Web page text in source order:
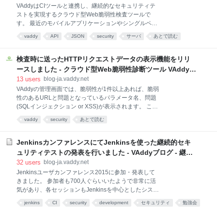
いサービスに向かって行く気がしているからです。 我々はどの方向に進
むべきか、何をして、何をしないのか、という議論を1年以上チーム
VAddyはCIツールと連携し、継続的なセキュリティテ
ストを実現するクラウド型Web脆弱性検査ツールで
す。 最近のモバイルアプリケーションやシングルペー
に対してPOST/PUTリクエストを送信する際に、パラ
回、このJSON形式の場合でも、JSONデータに含まれ
るパラメータに対してSQLインジェクションの検査が
できるようになりました。 これにて、Angular.jsや
するAPIサーバ側の検査が可能となりました。 実はAPI
サーバのJSONデータの検査対応はそれほど優先度が
高くなかったのですが、VAddyミートアップを通して
ユーザからの要望を頂いた結果、優先すべき項目とな
vaddy API JSON security サーバ あとで読む
検査時に送ったHTTPリクエストデータの表示機能をリリ
ースしました - クラウド型Web脆弱性診断ツール VAddyブ
ログ
13 users blog-ja.vaddy.net
VAddyの管理画面では、脆弱性が1件以上あれば、脆弱
性のあるURLと問題となっているパラメータ名、問題
(SQLインジェクション or XSS)が表示されます。 この
情報があれば開発者は問題となっている箇所のソース
コードが特定でき、修正が可能です。 しかし、実際に
かったため、ユーザが手軽にローカル環境で再現する
ことが困難でした。 今回、VAddyのスキャンサーバか
ら送った検査リクエストのデータを公開することで、
ようになりました。 VAddyのスキャンを終えて問題点
が1件以上存在する場合、下記のような検査結果の詳
細画面が表示されます。 画面下のテーブル表示の箇所
で、4件の脆弱性情報が表示されており、その一番右
vaddy security あとで読む
JenkinsカンファレンスにてJenkinsを使った継続的セキ
ュリティテストの発表を行いました - VAddyブログ - 継続
的セキュリティテストへの道 -
32 users blog-ja.vaddy.net
Jenkinsユーザカンファレンス2015に参加・発表して
きました。 参加者も700人ぐらいいたようで非常に活
気があり、各セッションもJenkinsを中心としたシステ
り刺激的でした。 我々は5分のLTで発表させて頂きま
jenkins CI security development セキュリティ 勉強会